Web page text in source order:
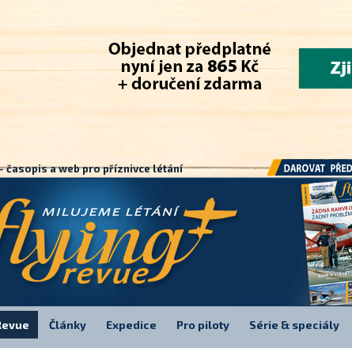
časopis a web pro příznivce létání
Darovat
Články Expedice Pro piloty Série & speciály